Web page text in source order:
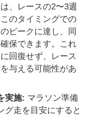
、レースの2〜3週
のタイミングでの
ピークに達し、同
保できます。これ
回復せず、レース
与える可能性があ
実施: マラソン準備
グ走を目安にすると